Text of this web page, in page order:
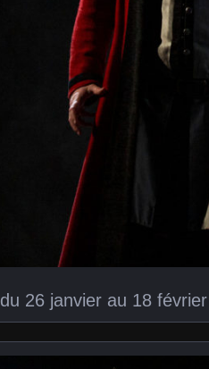
du 26 janvier au 18